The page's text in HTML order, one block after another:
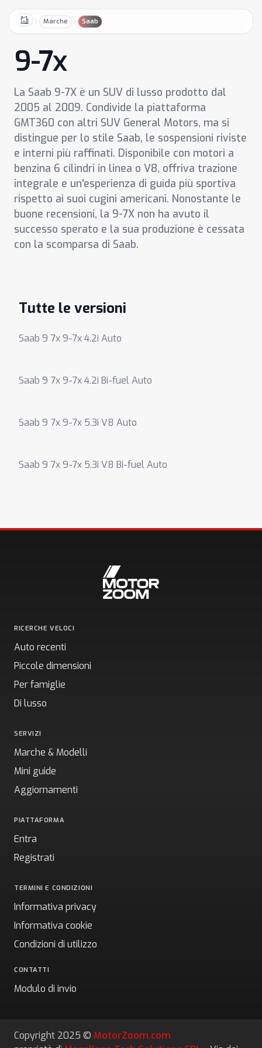
HomeMarche Saab
9-7x
La Saab 9-7X è un SUV di lusso prodotto dal
2005 al 2009. Condivide la piattaforma
GMT360 con altri SUV General Motors, ma si
distingue per lo stile Saab, le sospensioni riviste
e interni più raffinati. Disponibile con motori a
benzina 6 cilindri in linea o V8, offriva trazione
integrale e un'esperienza di guida più sportiva
rispetto ai suoi cugini americani. Nonostante le
buone recensioni, la 9-7X non ha avuto il
successo sperato e la sua produzione è cessata
con la scomparsa di Saab.
Tutte le versioni
Saab 9 7x 9-7x 4.2i Auto
Saab 9 7x 9-7x 4.2i Bi-fuel Auto
Saab 9 7x 9-7x 5.3i V8 Auto
Saab 9 7x 9-7x 5.3i V8 Bi-fuel Auto
RICERCHE VELOCI
Auto recenti
Piccole dimensioni
Per famiglie
Di lusso
SERVIZI
Marche & Modelli
Mini guide
Aggiornamenti
PIATTAFORMA
Entra
Registrati
TERMINI E CONDIZIONI
Informativa privacy
Informativa cookie
Condizioni di utilizzo
CONTATTI
Modulo di invio
Copyright 2025 © MotorZoom.com